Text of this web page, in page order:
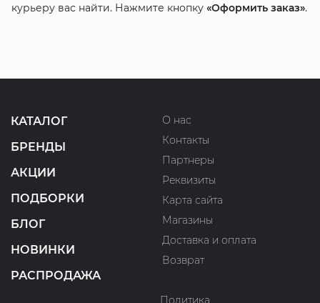
курьеру вас найти. Нажмите кнопку «Оформить заказ».
КАТАЛОГ
БРЕНДЫ
АКЦИИ
ПОДБОРКИ
БЛОГ
НОВИНКИ
РАСПРОДАЖА
О нас
Контакты
Партнеры
Реквизиты
Карта сайта
Магазины
Доставка и оплата
Возврат
Политика